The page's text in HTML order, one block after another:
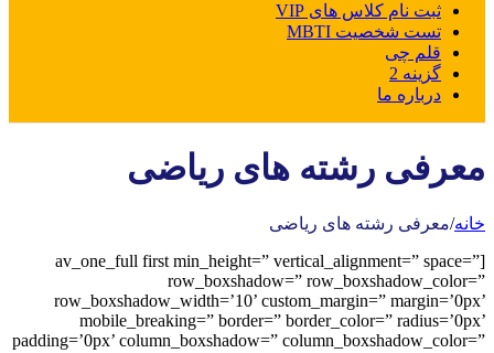
ثبت نام کلاس های VIP
تست شخصیت MBTI
قلم چی
گزینه 2
درباره ما
معرفی رشته های ریاضی
خانه/معرفی رشته های ریاضی
[av_one_full first min_height=” vertical_alignment=” space=”
row_boxshadow=” row_boxshadow_color=”
row_boxshadow_width=’10’ custom_margin=” margin=’0px’
mobile_breaking=” border=” border_color=” radius=’0px’
padding=’0px’ column_boxshadow=” column_boxshadow_color=”